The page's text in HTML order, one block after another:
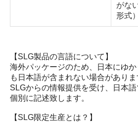
がな
形式）
【SLG製品の言語について】
海外パッケージのため、日本にゆ
も日本語が含まれない場合がありま
SLGからの情報提供を受け、日本
個別に記述致します。
【SLG限定生産とは？】